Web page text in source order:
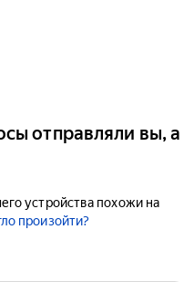
отправляли вы, а
устройства похожи на
произойти?